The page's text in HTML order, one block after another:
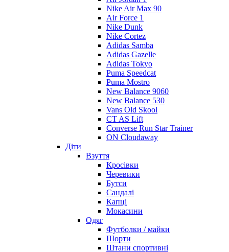
Nike Air Max 90
Air Force 1
Nike Dunk
Nike Cortez
Adidas Samba
Adidas Gazelle
Adidas Tokyo
Puma Speedcat
Puma Mostro
New Balance 9060
New Balance 530
Vans Old Skool
CT AS Lift
Converse Run Star Trainer
ON Cloudaway
Діти
Взуття
Кросівки
Черевики
Бутси
Сандалі
Капці
Мокасини
Одяг
Футболки / майки
Шорти
Штани спортивні